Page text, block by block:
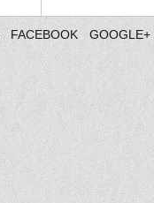
FACEBOOK GOOGLE+